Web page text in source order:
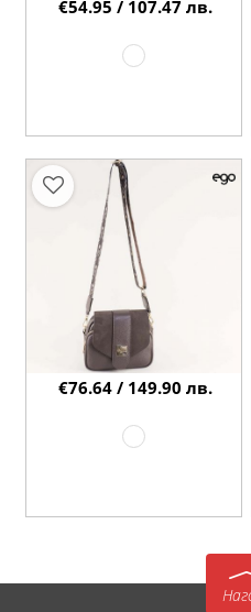
€54.95 / 107.47 лв.
€76.64 / 149.90 лв.